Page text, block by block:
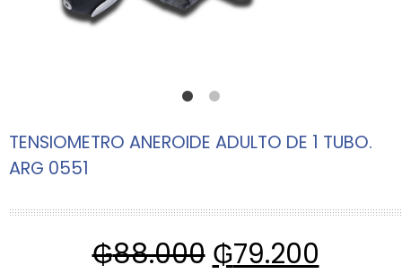
TENSIOMETRO ANEROIDE ADULTO DE 1 TUBO.
ARG 0551
₲88.000 ₲79.200